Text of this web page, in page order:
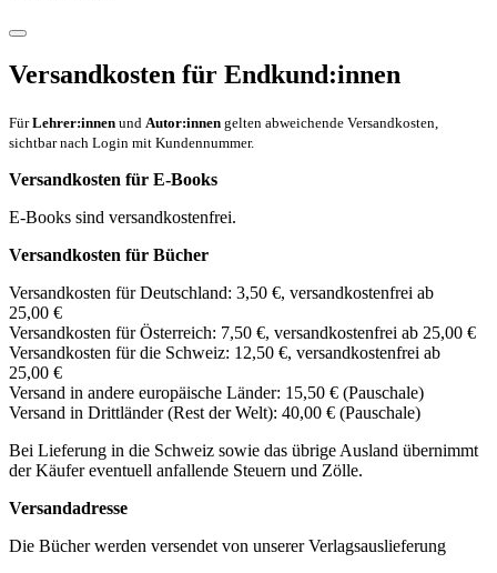
Versandkosten für Endkund:innen
FürLehrer:innen und Autor:innen gelten abweichende Versandkosten,
sichtbar nach Login mit Kundennummer.
Versandkosten für E-Books
E-Books sind versandkostenfrei.
Versandkosten für Bücher
Versandkosten für Deutschland: 3,50 €, versandkostenfrei ab
25,00 €
Versandkosten für Österreich: 7,50 €, versandkostenfrei ab 25,00 €
Versandkosten für die Schweiz: 12,50 €, versandkostenfrei ab
25,00 €
Versand in andere europäische Länder: 15,50 € (Pauschale)
Versand in Drittländer (Rest der Welt): 40,00 € (Pauschale)
Bei Lieferung in die Schweiz sowie das übrige Ausland übernimmt
der Käufer eventuell anfallende Steuern und Zölle.
Versandadresse
Die Bücher werden versendet von unserer Verlagsauslieferung